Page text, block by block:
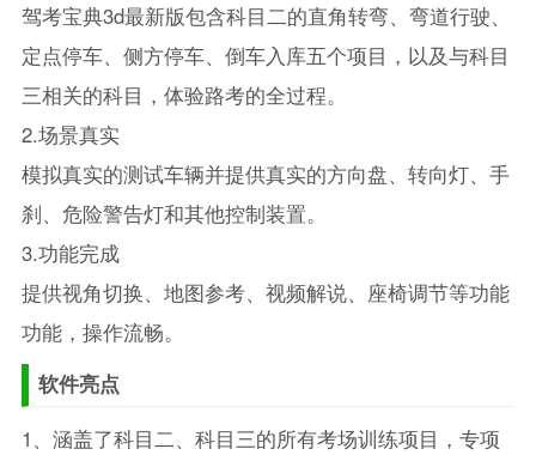
驾考宝典3d最新版包含科目二的直角转弯、弯道行驶、
定点停车、侧方停车、倒车入库五个项目，以及与科目
三相关的科目，体验路考的全过程。
2.场景真实
模拟真实的测试车辆并提供真实的方向盘、转向灯、手
刹、危险警告灯和其他控制装置。
3.功能完成
提供视角切换、地图参考、视频解说、座椅调节等功能
功能，操作流畅。
软件亮点
1、涵盖了科目二、科目三的所有考场训练项目，专项